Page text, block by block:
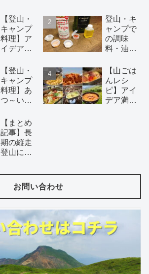
【登山・
キャンプ
料理】ア
イデアい
簡単初心
者向け山
ごはんレ
シピ 18
類、鍋、
おつま
み、デザ
ート）
登山・キ
ャンプで
の調味
料・油の
には 100
円均一ア
イテム が
おすす
【登山・
キャンプ
料理】あ
つ～い夏
食べた
い！！冷
たい山ご
はんレシ
【山ごは
んレシ
ピ】アイ
デア満載
【まとめ
記事】長
期の縦走
登山にオ
料で二日
目以降で
もつくれ
る山ごは
んのレシ
ピ 6 選
お問い合わせ